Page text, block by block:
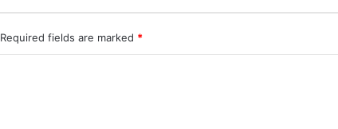
Required fields are marked *